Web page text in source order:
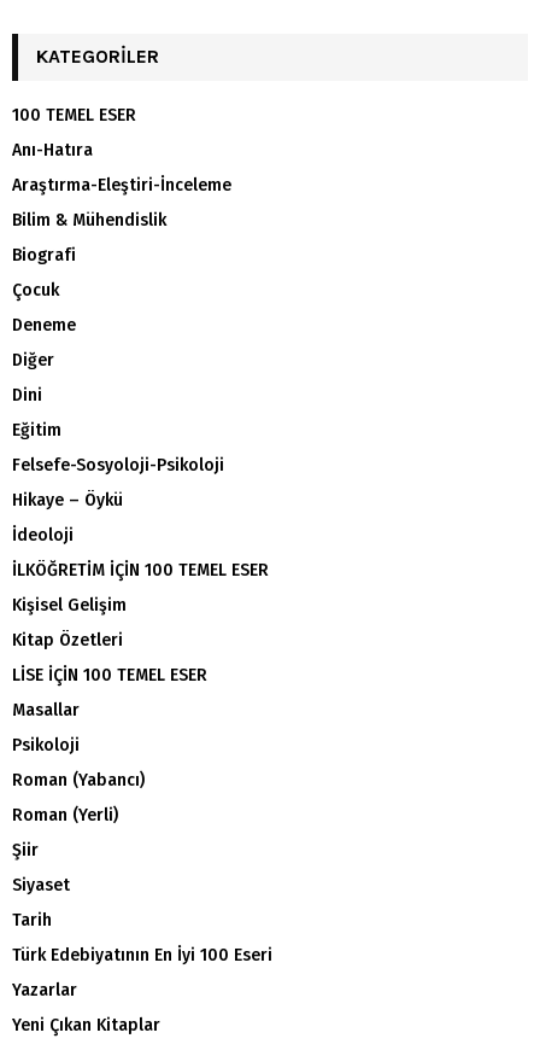
KATEGORILER
100 TEMEL ESER
Anı-Hatıra
Araştırma-Eleştiri-İnceleme
Bilim & Mühendislik
Biografi
Çocuk
Deneme
Diğer
Dini
Eğitim
Felsefe-Sosyoloji-Psikoloji
Hikaye – Öykü
İdeoloji
İLKÖĞRETİM İÇİN 100 TEMEL ESER
Kişisel Gelişim
Kitap Özetleri
LİSE İÇİN 100 TEMEL ESER
Masallar
Psikoloji
Roman (Yabancı)
Roman (Yerli)
Şiir
Siyaset
Tarih
Türk Edebiyatının En İyi 100 Eseri
Yazarlar
Yeni Çıkan Kitaplar